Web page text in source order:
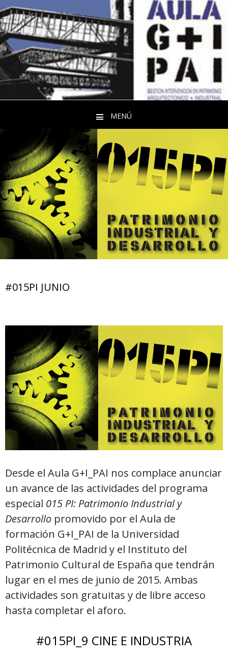
MENÚ
Saltar al contenido
#015PI JUNIO
Desde el Aula G+I_PAI nos complace anunciar
un avance de las actividades del programa
especial 015 PI: Patrimonio Industrial y
Desarrollo promovido por el Aula de
formación G+I_PAI de la Universidad
Politécnica de Madrid y el Instituto del
Patrimonio Cultural de España que tendrán
lugar en el mes de junio de 2015. Ambas
actividades son gratuitas y de libre acceso
hasta completar el aforo.
#015PI_9 CINE E INDUSTRIA